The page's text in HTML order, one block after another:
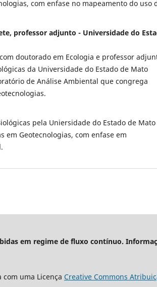
com enfase no mapeamento do uso
professor adjunto - Universidade do
doutorado em Ecologia e professor
da Universidade do Estado de Mato
de Análise Ambiental que congrega
pela Uniersidade do Estado de Mato
em Geotecnologias, com enfase em
em regime de fluxo contínuo.
com uma Licença Creative Commons